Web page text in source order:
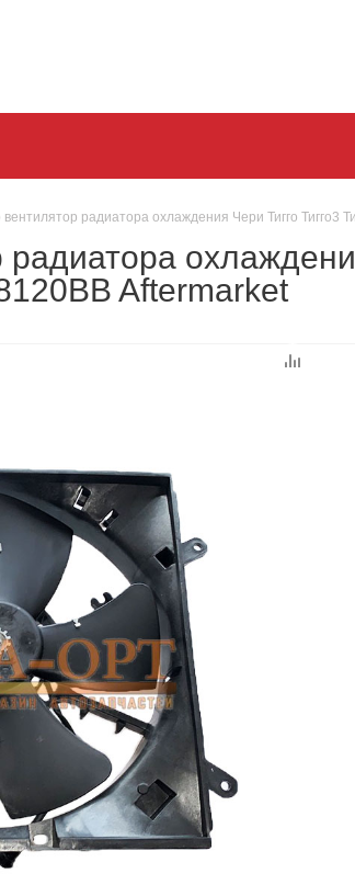
радиатора охлаждения Чери Тигго
Aftermarket